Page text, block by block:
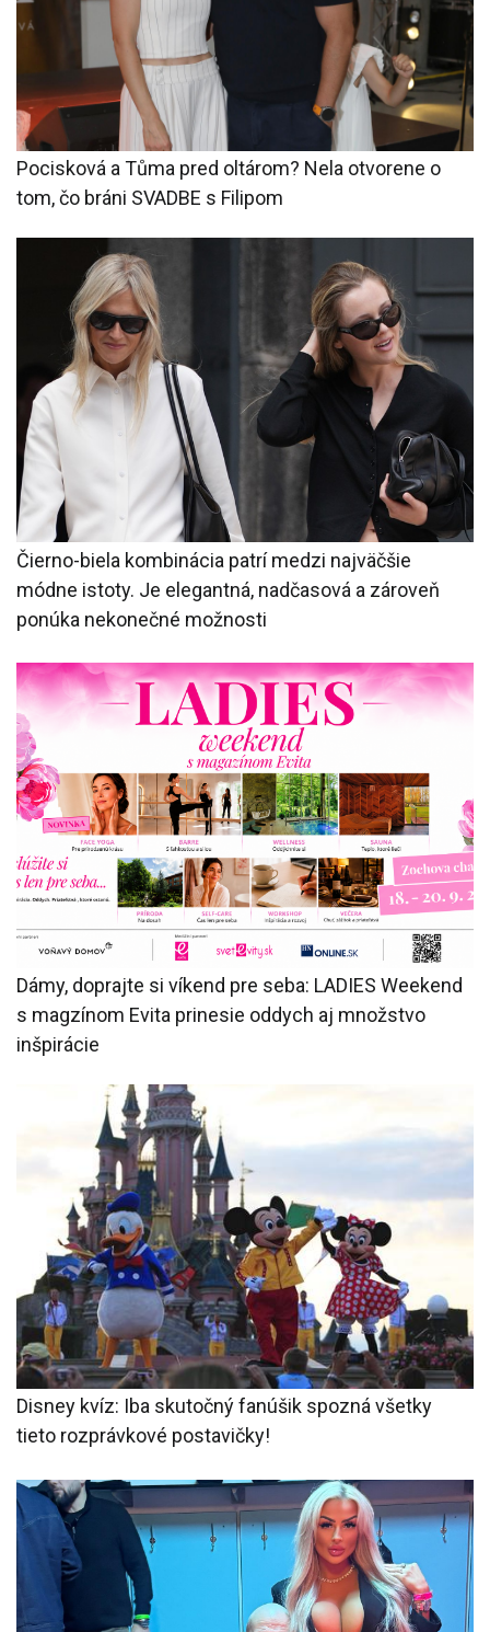
Pocisková a Tůma pred oltárom? Nela otvorene o
tom, čo bráni SVADBE s Filipom
Čierno-biela kombinácia patrí medzi najväčšie
módne istoty. Je elegantná, nadčasová a zároveň
ponúka nekonečné možnosti
Dámy, doprajte si víkend pre seba: LADIES Weekend
s magzínom Evita prinesie oddych aj množstvo
inšpirácie
Disney kvíz: Iba skutočný fanúšik spozná všetky
tieto rozprávkové postavičky!